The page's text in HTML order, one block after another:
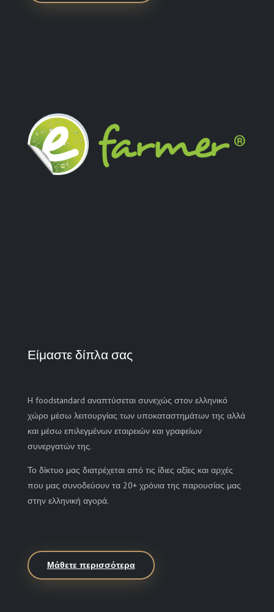
Είμαστε δίπλα σας
H foodstandard αναπτύσεται συνεχώς στον ελληνικό
χώρο μέσω λειτουργίας των υποκαταστημάτων της αλλά
και μέσω επιλεγμένων εταιρειών και γραφείων
συνεργατών της.
Το δίκτυο μας διατρέχεται από τις ίδιες αξίες και αρχές
που μας συνοδεύουν τα 20+ χρόνια της παρουσίας μας
στην ελληνική αγορά.
Μάθετε περισσότερα